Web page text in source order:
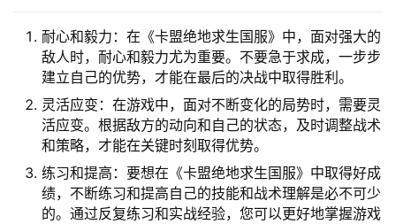
耐心和毅力：在《卡盟绝地求生国服》中，面对强大的
敌人时，耐心和毅力尤为重要。不要急于求成，一步步
建立自己的优势，才能在最后的决战中取得胜利。
灵活应变：在游戏中，面对不断变化的局势时，需要灵
活应变。根据敌方的动向和自己的状态，及时调整战术
和策略，才能在关键时刻取得优势。
练习和提高：要想在《卡盟绝地求生国服》中取得好成
绩，不断练习和提高自己的技能和战术理解是必不可少
的。通过反复练习和实战经验，您可以更好地掌握游戏